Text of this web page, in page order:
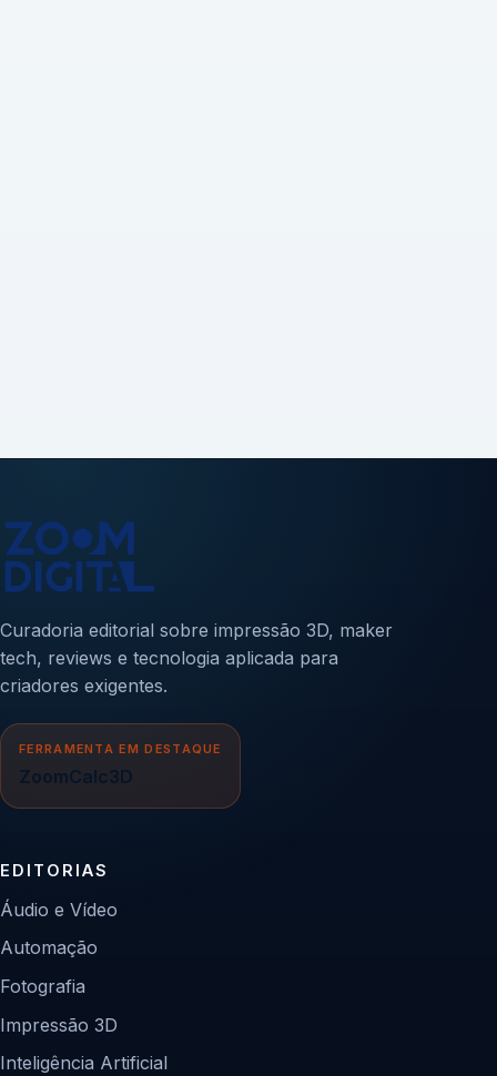
Curadoria editorial sobre impressão 3D, maker
tech, reviews e tecnologia aplicada para
criadores exigentes.
FERRAMENTA EM DESTAQUE
ZoomCalc3D
EDITORIAS
Áudio e Vídeo
Automação
Fotografia
Impressão 3D
Inteligência Artificial